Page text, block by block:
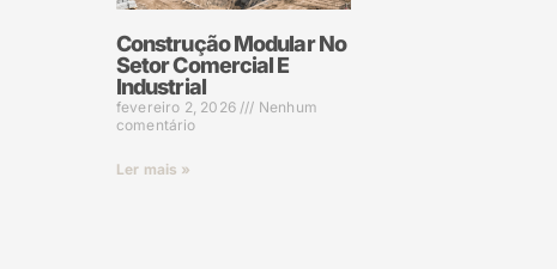
Construção Modular No
Setor Comercial E
Industrial
fevereiro 2, 2026
Nenhum
comentário
Ler mais »